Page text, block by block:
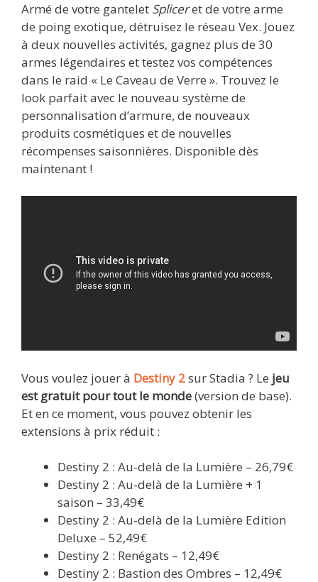
Armé de votre gantelet Spliceret de votre arme
de poing exotique, détruisez le réseau Vex. Jouez
à deux nouvelles activités, gagnez plus de 30
armes légendaires et testez vos compétences
dans le raid « Le Caveau de Verre ». Trouvez le
look parfait avec le nouveau système de
personnalisation d’armure, de nouveaux
produits cosmétiques et de nouvelles
récompenses saisonnières. Disponible dès
maintenant !
Vous voulez jouer à Destiny 2sur Stadia ? Le jeu
est gratuit pour tout le monde(version de base).
Et en ce moment, vous pouvez obtenir les
extensions à prix réduit :
Destiny 2 : Au-delà de la Lumière – 26,79€
Destiny 2 : Au-delà de la Lumière + 1
saison – 33,49€
Destiny 2 : Au-delà de la Lumière Edition
Deluxe – 52,49€
Destiny 2 : Renégats – 12,49€
Destiny 2 : Bastion des Ombres – 12,49€